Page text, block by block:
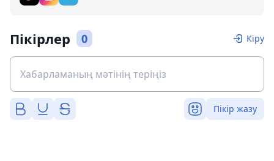
Пікірлер 0 Кіру
Пікір жазу